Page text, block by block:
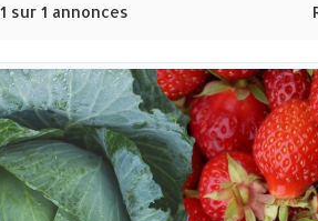
sur 1 annonces